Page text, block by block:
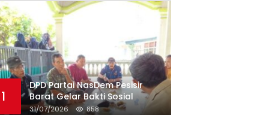
1
DPD Partai NasDem Pesisir
Barat Gelar Bakti Sosial
31/07/2026 858